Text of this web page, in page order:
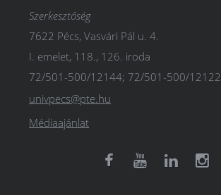
Szerkesztőség
7622 Pécs, Vasvári Pál u. 4.
I. emelet, 118., 126. iroda
72/501-500/12144; 72/501-500/12122
univpecs@pte.hu
Médiaajánlat